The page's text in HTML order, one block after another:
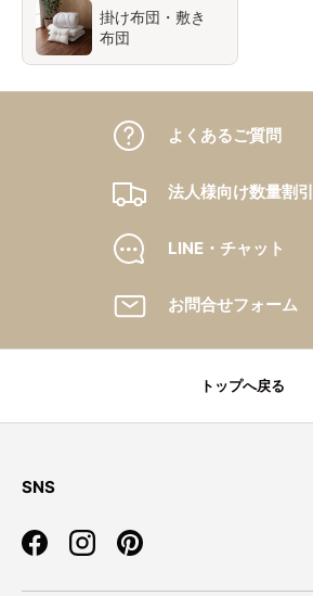
掛け布団・敷き
布団
よくあるご質問
法人様向け数量割引
LINE・チャット
お問合せフォーム
トップへ戻る
SNS
FacebookInstagramPinterest